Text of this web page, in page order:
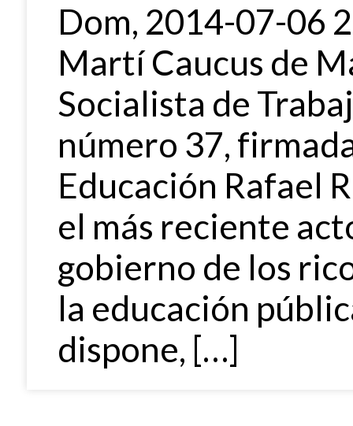
Dom, 2014-07-06
Martí Caucus de
Socialista de
número 37,
Educación Rafael
el más reciente
gobierno de los
la educación
dispone, […]